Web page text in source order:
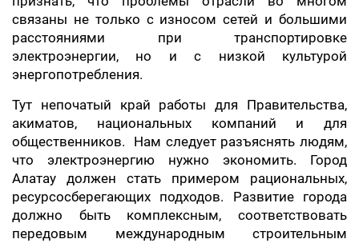
связаны не только с износом сетей и большими
расстояниями при транспортировке
электроэнергии, но и с низкой культурой
энергопотребления.
Тут непочатый край работы для Правительства,
акиматов, национальных компаний и для
общественников. Нам следует разъяснять людям,
что электроэнергию нужно экономить. Город
Алатау должен стать примером рациональных,
ресурсосберегающих подходов. Развитие города
должно быть комплексным, соответствовать
передовым международным строительным